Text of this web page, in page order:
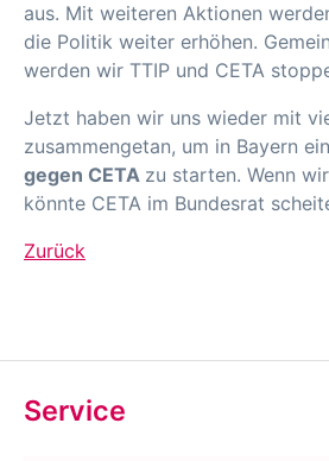
aus. Mit weiteren Aktionen
die Politik weiter erhöhen.
werden wir TTIP und CETA
Jetzt haben wir uns wieder mit
zusammengetan, um in Bayern ein
gegen CETA zu starten. Wenn
könnte CETA im Bundesrat
Zurück
Service